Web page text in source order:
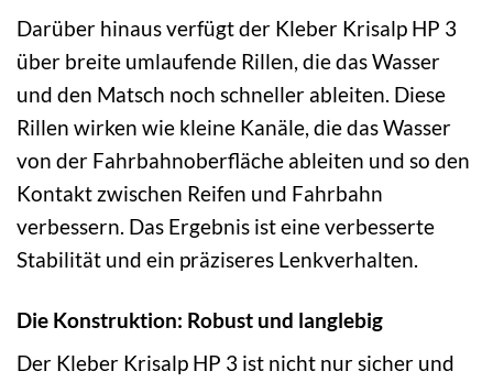
Darüber hinaus verfügt der Kleber Krisalp HP 3
über breite umlaufende Rillen, die das Wasser
und den Matsch noch schneller ableiten. Diese
Rillen wirken wie kleine Kanäle, die das Wasser
von der Fahrbahnoberfläche ableiten und so den
Kontakt zwischen Reifen und Fahrbahn
verbessern. Das Ergebnis ist eine verbesserte
Stabilität und ein präziseres Lenkverhalten.
Die Konstruktion: Robust und langlebig
Der Kleber Krisalp HP 3 ist nicht nur sicher und